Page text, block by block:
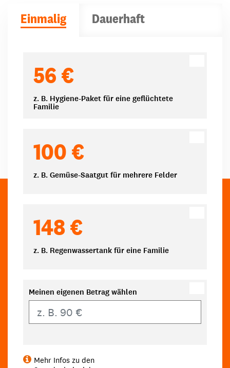
Einmalig Dauerhaft
56 €
z. B. Hygiene-Paket für eine geflüchtete
Familie
100 €
z. B. Gemüse-Saatgut für mehrere Felder
148 €
z. B. Regenwassertank für eine Familie
Meinen eigenen Betrag wählen
Mehr Infos zu den